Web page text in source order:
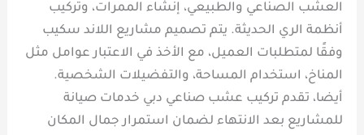
العشب الصناعي والطبيعي، إنشاء الممرات، وتركيب
أنظمة الري الحديثة. يتم تصميم مشاريع اللاند سكيب
وفقًا لمتطلبات العميل، مع الأخذ في الاعتبار عوامل مثل
المناخ، استخدام المساحة، والتفضيلات الشخصية.
أيضا، تقدم تركيب عشب صناعي دبي خدمات صيانة
للمشاريع بعد الانتهاء لضمان استمرار جمال المكان